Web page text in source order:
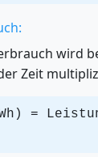
wird
Zeit
=